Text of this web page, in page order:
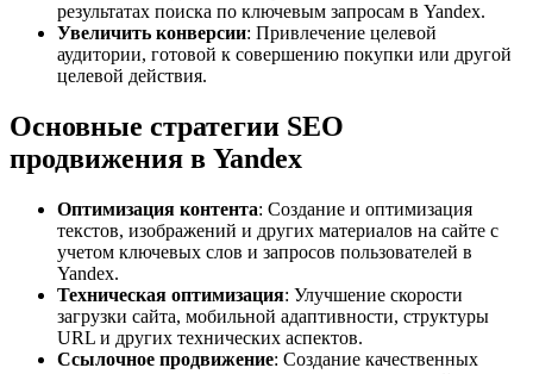
результатах поиска по ключевым запросам в Yandex.
Увеличить конверсии: Привлечение целевой
аудитории, готовой к совершению покупки или другой
целевой действия.
Основные стратегии SEO
продвижения в Yandex
Оптимизация контента: Создание и оптимизация
текстов, изображений и других материалов на сайте с
учетом ключевых слов и запросов пользователей в
Yandex.
Техническая оптимизация: Улучшение скорости
загрузки сайта, мобильной адаптивности, структуры
URL и других технических аспектов.
Ссылочное продвижение: Создание качественных